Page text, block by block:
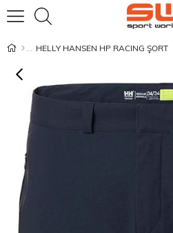
HELLY HANSEN HP RACING ŞORT